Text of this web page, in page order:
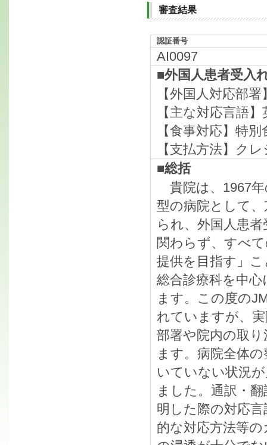
審査結果
認証番号
AI0097
■外国人患者受入
【外国人対応部
【主な対応言語】
【食事対応】特
【支払方法】ク
■総括
貴院は、1967年
型の病院として
られ、外国人患
関わらず、すべ
提供を目指す」
総合診療科を中
ます。この度の
れていますが、
部署や院内の取
ます。病院全体
いていない状況
ました。通訳・
明した際の対応
的な対応方法等